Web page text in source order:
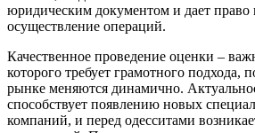
юридическим документом и дает право
осуществление операций.
Качественное проведение оценки –
которого требует грамотного подхода,
рынке меняются динамично.
способствует появлению новых
компаний, и перед одесситами